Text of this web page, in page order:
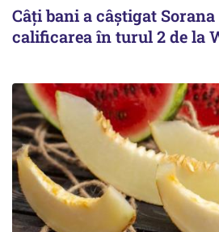
Câți bani a câștigat
calificarea în turul 2 de la